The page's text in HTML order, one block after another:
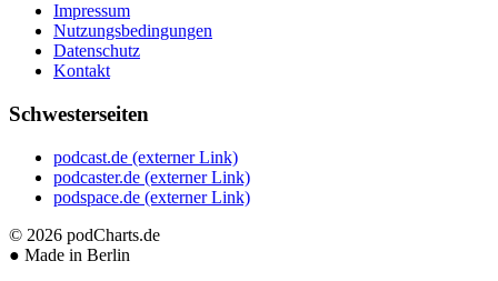
Impressum
Nutzungsbedingungen
Datenschutz
Kontakt
Schwesterseiten
podcast.de (externer Link)
podcaster.de (externer Link)
podspace.de (externer Link)
© 2026 podCharts.de
● Made in Berlin